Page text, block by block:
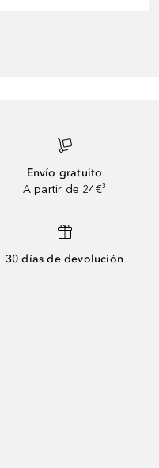
Envío gratuito
A partir de 24€³
30 días de devolución